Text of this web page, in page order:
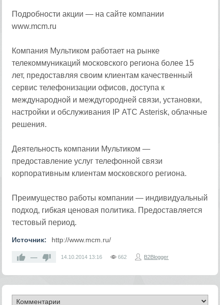
Подробности акции — на сайте компании
www.mcm.ru
Компания Мультиком работает на рынке
телекоммуникаций московского региона более 15
лет, предоставляя своим клиентам качественный
сервис телефонизации офисов, доступа к
международной и междугородней связи, установки,
настройки и обслуживания IP АТС Asterisk, облачные
решения.
Деятельность компании Мультиком —
предоставление услуг телефонной связи
корпоративным клиентам московского региона.
Преимущество работы компании — индивидуальный
подход, гибкая ценовая политика. Предоставляется
тестовый период.
Источник: http://www.mcm.ru/
— 14.10.2014 13:16 662 B2Blogger